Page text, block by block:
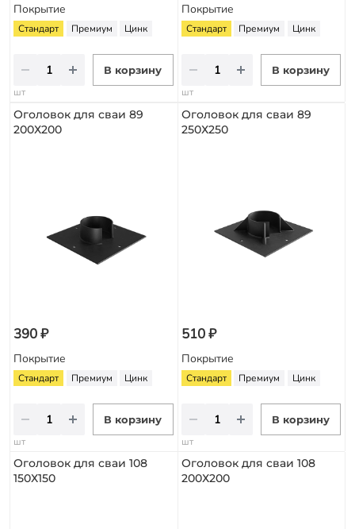
Покрытие
Стандарт Премиум Цинк
В корзину
шт
Покрытие
Стандарт Премиум Цинк
В корзину
шт
Оголовок для сваи 89
200Х200
390 ₽
Покрытие
Стандарт Премиум Цинк
В корзину
шт
Оголовок для сваи 89
250Х250
510 ₽
Покрытие
Стандарт Премиум Цинк
В корзину
шт
Оголовок для сваи 108
150Х150
Оголовок для сваи 108
200Х200